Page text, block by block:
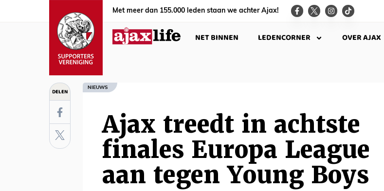
Met meer dan 155.000 leden staan we achter Ajax!
NET BINNEN LEDENCORNER OVER AJAX
DELEN NIEUWS
Ajax treedt in achtste
finales Europa League
aan tegen Young Boys